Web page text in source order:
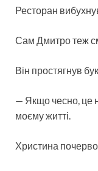
Ресторан
Сам Дмитро теж
Він простягнув
— Якщо чесно, це
моєму житті.
Христина